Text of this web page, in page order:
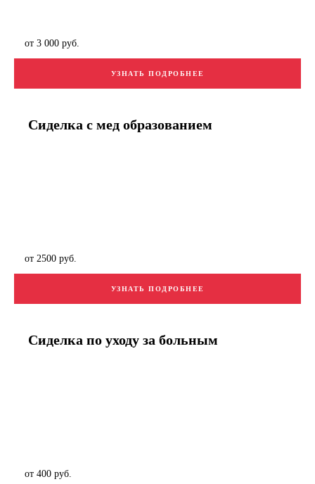
от 3 000 руб.
УЗНАТЬ ПОДРОБНЕЕ
Сиделка с мед образованием
от 2500 руб.
УЗНАТЬ ПОДРОБНЕЕ
Сиделка по уходу за больным
от 400 руб.